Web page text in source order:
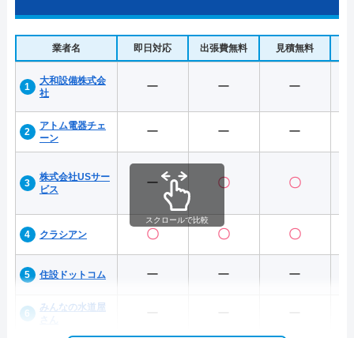
業者名 即日対応 出張費無料 見積無料
大和設備株式会
社
ー ー ー
アトム電器チェ
ーン
ー ー ー
株式会社USサー
ビス
ー 〇 〇
クラシアン 〇 〇 〇
住設ドットコム ー ー ー
みんなの水道屋
スクロールで比較